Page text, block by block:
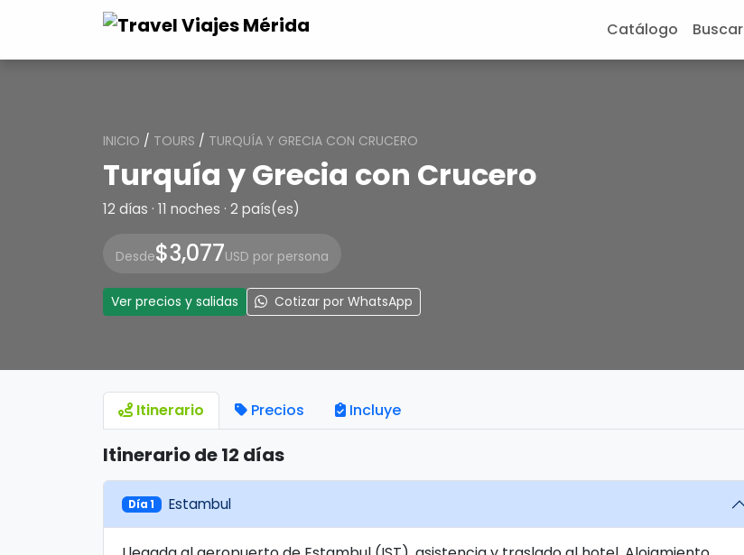
Catálogo Buscar
INICIO / TOURS / TURQUÍA Y GRECIA CON CRUCERO
Turquía y Grecia con Crucero
12 días · 11 noches · 2 país(es)
Desde$3,077USD por persona
Ver precios y salidas Cotizar por WhatsApp
Itinerario Precios Incluye
Itinerario de 12 días
Día 1 Estambul